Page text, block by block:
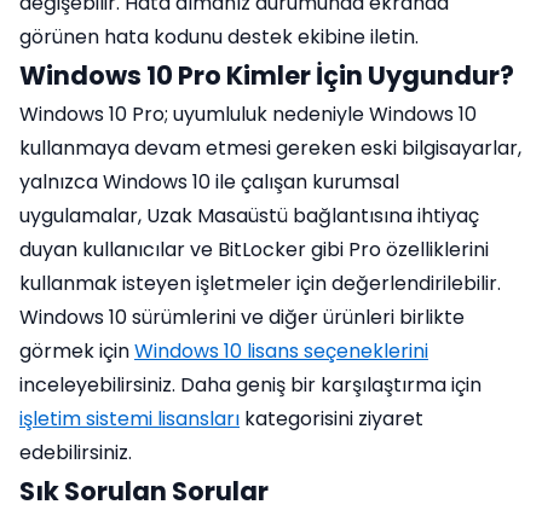
görünen hata kodunu destek ekibine iletin.
Windows 10 Pro Kimler İçin Uygundur?
Windows 10 Pro; uyumluluk nedeniyle Windows 10
kullanmaya devam etmesi gereken eski bilgisayarlar,
yalnızca Windows 10 ile çalışan kurumsal
uygulamalar, Uzak Masaüstü bağlantısına ihtiyaç
duyan kullanıcılar ve BitLocker gibi Pro özelliklerini
kullanmak isteyen işletmeler için değerlendirilebilir.
Windows 10 sürümlerini ve diğer ürünleri birlikte
görmek içinWindows 10 lisans seçeneklerini
inceleyebilirsiniz. Daha geniş bir karşılaştırma için
işletim sistemi lisansları kategorisini ziyaret
edebilirsiniz.
Sık Sorulan Sorular